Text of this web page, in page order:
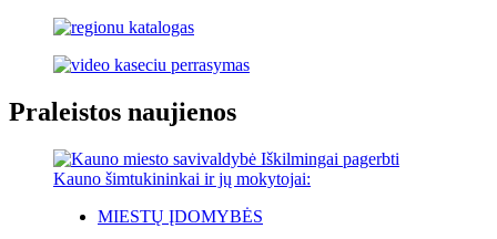
Praleistos naujienos
MIESTŲ ĮDOMYBĖS